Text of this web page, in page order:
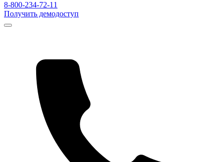
8-800-234-72-11
Получить демодоступ